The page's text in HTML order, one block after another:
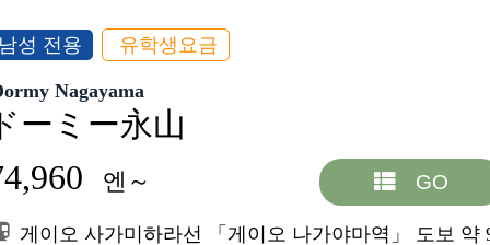
성 전용 유학생요금
Nagayama
ーミー永山
엔～ GO
게이오 사가미하라선 「게이오 나가야마역」 도보 약